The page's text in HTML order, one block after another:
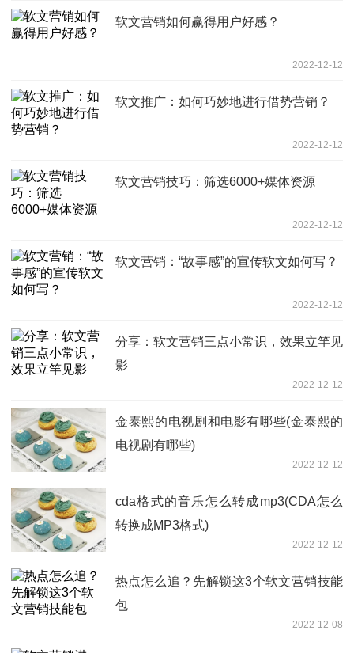
软文营销如何赢得用户好感？
2022-12-12
软文推广：如何巧妙地进行借势营销？
2022-12-12
软文营销技巧：筛选6000+媒体资源
2022-12-12
软文营销：“故事感”的宣传软文如何写？
2022-12-12
分享：软文营销三点小常识，效果立竿见
影
2022-12-12
金泰熙的电视剧和电影有哪些(金泰熙的
电视剧有哪些)
2022-12-12
cda格式的音乐怎么转成mp3(CDA怎么
转换成MP3格式)
2022-12-12
热点怎么追？先解锁这3个软文营销技能
包
2022-12-08